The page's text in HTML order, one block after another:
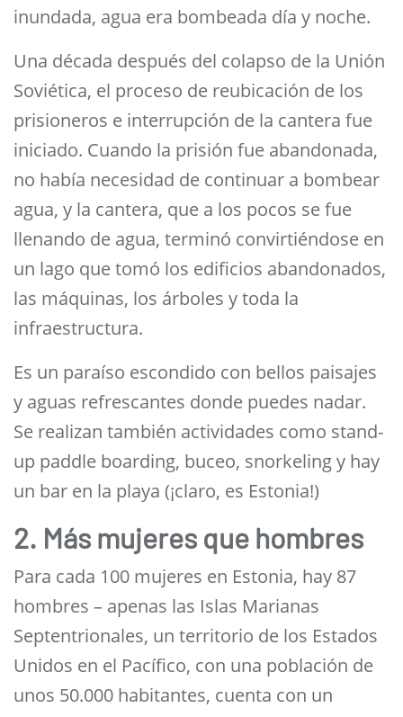
inundada, agua era bombeada día y noche.
Una década después del colapso de la Unión
Soviética, el proceso de reubicación de los
prisioneros e interrupción de la cantera fue
iniciado. Cuando la prisión fue abandonada,
no había necesidad de continuar a bombear
agua, y la cantera, que a los pocos se fue
llenando de agua, terminó convirtiéndose en
un lago que tomó los edificios abandonados,
las máquinas, los árboles y toda la
infraestructura.
Es un paraíso escondido con bellos paisajes
y aguas refrescantes donde puedes nadar.
Se realizan también actividades como stand-
up paddle boarding, buceo, snorkeling y hay
un bar en la playa (¡claro, es Estonia!)
2. Más mujeres que hombres
Para cada 100 mujeres en Estonia, hay 87
hombres – apenas las Islas Marianas
Septentrionales, un territorio de los Estados
Unidos en el Pacífico, con una población de
unos 50.000 habitantes, cuenta con un